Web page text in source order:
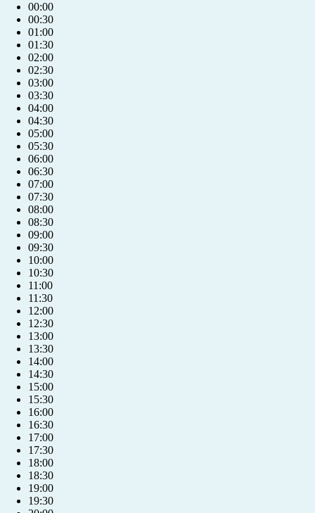
Môj účet
00:00
00:30
01:00
01:30
02:00
02:30
03:00
03:30
04:00
04:30
05:00
05:30
06:00
06:30
07:00
07:30
08:00
08:30
09:00
09:30
10:00
10:30
11:00
11:30
12:00
12:30
13:00
13:30
14:00
14:30
15:00
15:30
16:00
16:30
17:00
17:30
18:00
18:30
19:00
19:30